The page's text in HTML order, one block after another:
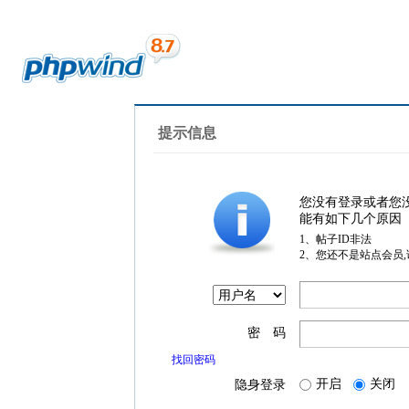
提示信息
您没有登录或者您
能有如下几个原因
1、帖子ID非法
2、您还不是站点会员
密 码
找回密码
隐身登录 开启 关闭